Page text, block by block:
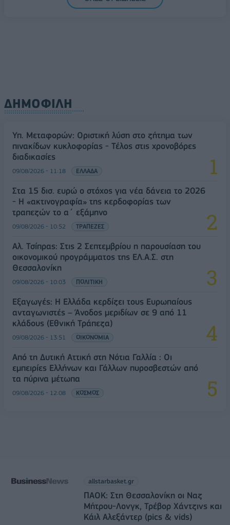
ΔΗΜΟΦΙΛΗ
Υπ. Μεταφορών: Οριστική λύση στο ζήτημα των
πινακίδων κυκλοφορίας - Τέλος στις χρονοβόρες
διαδικασίες
09/08/2026 - 11:18 ΕΛΛΑΔΑ
Στα 15 δισ. ευρώ ο στόχος για νέα δάνεια το 2026
- Η «ακτινογραφία» της κερδοφορίας των
τραπεζών το α΄ εξάμηνο
09/08/2026 - 10:52 ΤΡΑΠΕΖΕΣ
Αλ. Τσίπρας: Στις 2 Σεπτεμβρίου η παρουσίαση του
οικονομικού προγράμματος της ΕΛ.Α.Σ. στη
Θεσσαλονίκη
09/08/2026 - 10:03 ΠΟΛΙΤΙΚΗ
Εξαγωγές: Η Ελλάδα κερδίζει τους Ευρωπαίους
ανταγωνιστές – Άνοδος μεριδίων σε 9 από 11
κλάδους (Εθνική Τράπεζα)
09/08/2026 - 13:51 ΟΙΚΟΝΟΜΙΑ
Από τη Δυτική Αττική στη Νότια Γαλλία : Οι
εμπειρίες Ελλήνων και Γάλλων πυροσβεστών από
τα πύρινα μέτωπα
09/08/2026 - 12:08 ΚΟΣΜΟΣ
allstarbasket.gr
ΠΑΟΚ: Στη Θεσσαλονίκη οι Ναζ
Μήτρου-Λονγκ, Τρέβορ Χάντζινς και
Κάιλ Αλεξάντερ (pics & vids)